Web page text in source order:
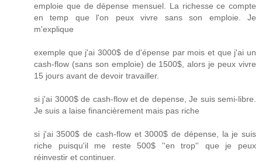
emploie que de dépense mensuel. La richesse ce compte
en temp que l'on peux vivre sans son emploie. Je
m'explique
exemple que j'ai 3000$ de d'épense par mois et que j'ai un
cash-flow (sans son emploie) de 1500$, alors je peux vivre
15 jours avant de devoir travailler.
si j'ai 3000$ de cash-flow et de depense, Je suis semi-libre.
Je suis a laise financièrement mais pas riche
si j'ai 3500$ de cash-flow et 3000$ de dépense, la je suis
riche puisqu'il me reste 500$ ''en trop'' que je peux
réinvestir et continuer.